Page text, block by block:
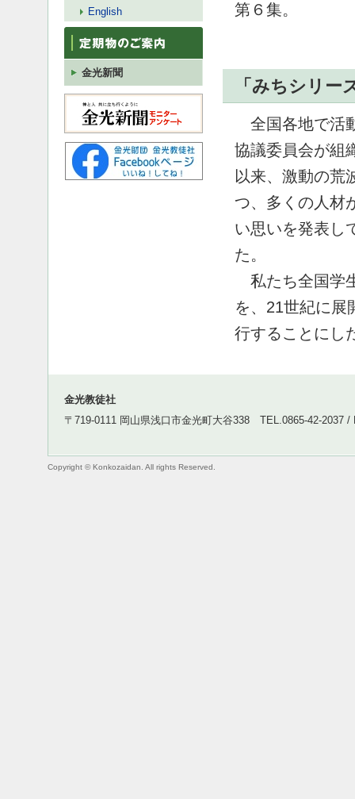
English
金光新聞
第６集。
「みちシリー
全国各地で活
協議委員会が組
以来、激動の荒
つ、多くの人材
い思いを発表し
た。
私たち全国学
を、21世紀に展
行することにし
金光教徒社
〒719-0111 岡山県浅口市金光町大谷338 TEL.0865-42-2037 /
Copyright © Konkozaidan. All rights Reserved.